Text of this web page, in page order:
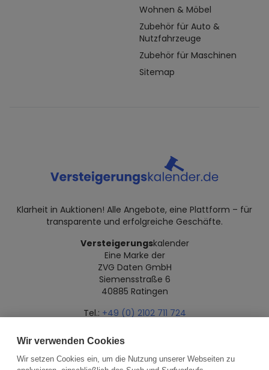
Wohnen & Möbel
Zubehör für Auto &
Nutzfahrzeuge
Zubehör für Maschinen
Sitemap
Klarheit in Auktionen! Alle Angebote, eine Plattform – für
transparente und erfolgreiche Geschäfte.
Versteigerungskalender
Eine Marke der
ZVG Daten GmbH
Siemensstraße 6
40885 Ratingen
Tel.: +49 (0) 2102 711 724
Datenschutz Impressum Über uns
Wir verwenden Cookies
Wir setzen Cookies ein, um die Nutzung unserer Webseiten zu